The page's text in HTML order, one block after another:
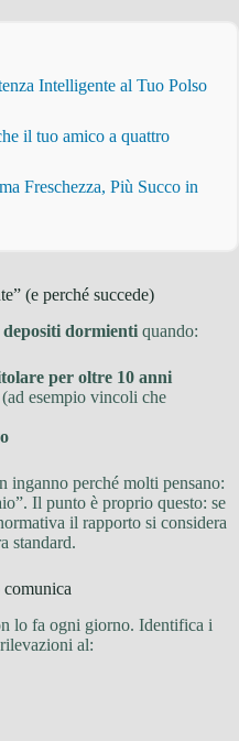
Intelligente al Tuo Polso
il tuo amico a quattro
Freschezza, Più Succo in
(e perché succede)
depositi dormienti quando:
per oltre 10 anni
(ad esempio vincoli che
inganno perché molti pensano:
Il punto è proprio questo: se
il rapporto si considera
standard.
lo fa ogni giorno. Identifica i
al: